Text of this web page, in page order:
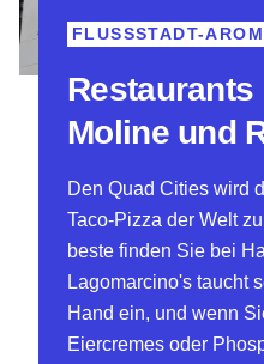
Moline und
FLUSSSTADT-
Den Quad Cities wird
Taco-Pizza der Welt
beste finden Sie bei
Lagomarcino's taucht
Hand ein, und wenn
Eiercremes oder